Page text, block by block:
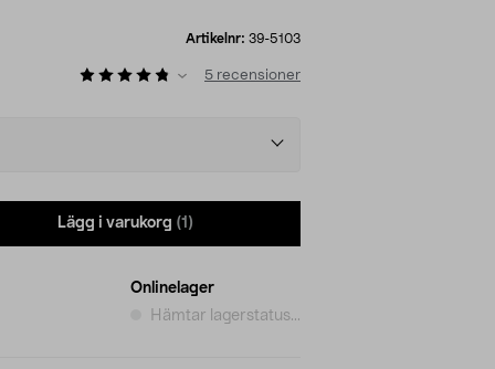
Artikelnr: 39-5103
5 recensioner
Lägg i varukorg (1)
Onlinelager
Hämtar lagerstatus...